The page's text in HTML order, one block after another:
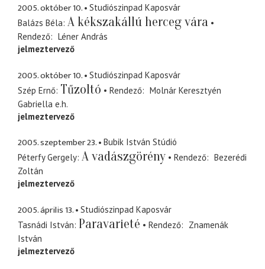
2005. október 10.
Studiószinpad Kaposvár
Balázs Béla A kékszakállú herceg vára
Rendező
Léner András
jelmeztervező
2005. október 10.
Studiószinpad Kaposvár
Szép Ernő Tűzoltó Rendező
Molnár Keresztyén
Gabriella e.h.
jelmeztervező
2005. szeptember 23.
Bubik István Stúdió
Péterfy Gergely A vadászgörény Rendező
Bezerédi
Zoltán
jelmeztervező
2005. április 13.
Studiószinpad Kaposvár
Tasnádi István Paravarieté Rendező
Znamenák
István
jelmeztervező